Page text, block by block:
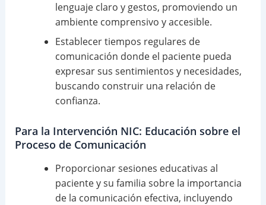
lenguaje claro y gestos, promoviendo un
ambiente comprensivo y accesible.
Establecer tiempos regulares de
comunicación donde el paciente pueda
expresar sus sentimientos y necesidades,
buscando construir una relación de
confianza.
Para la Intervención NIC: Educación sobre el
Proceso de Comunicación
Proporcionar sesiones educativas al
paciente y su familia sobre la importancia
de la comunicación efectiva, incluyendo